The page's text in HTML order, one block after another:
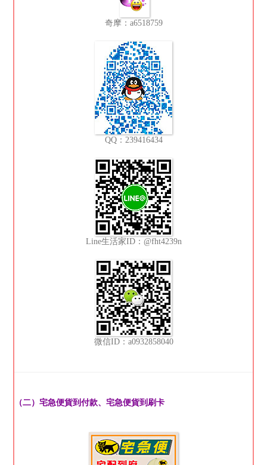
奇摩：a6518759
QQ：239416434
Line生活家ID：@fht4239n
微信ID：a0932858040
（二）宅急便貨到付款、宅急便貨到刷卡